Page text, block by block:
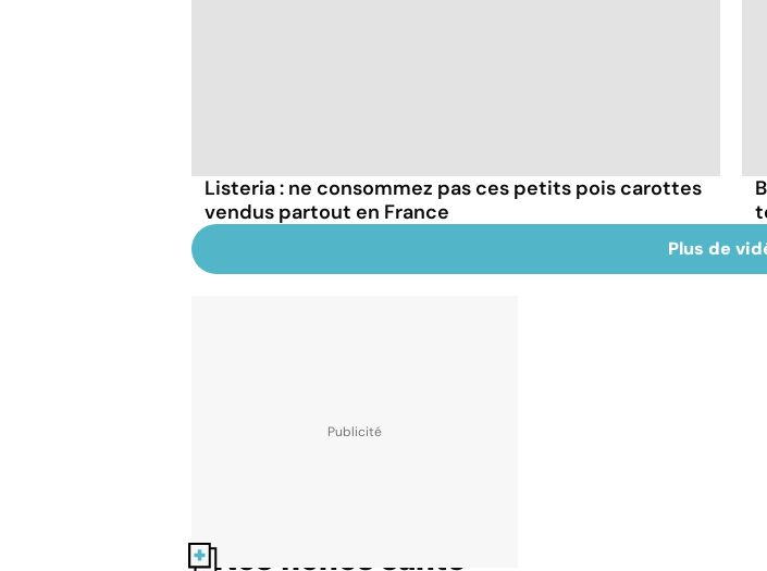
Listeria : ne consommez pas ces petits pois carottes
vendus partout en France
Plus de
Nos fiches santé